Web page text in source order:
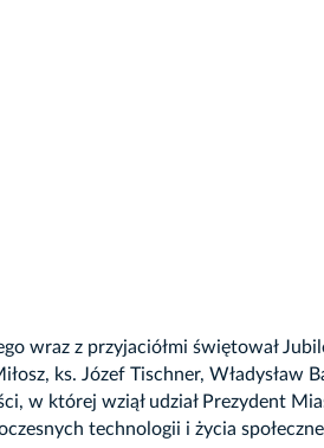
wraz z przyjaciółmi świętował
ks. Józef Tischner,
w której wziął udział Prezydent
technologii i życia